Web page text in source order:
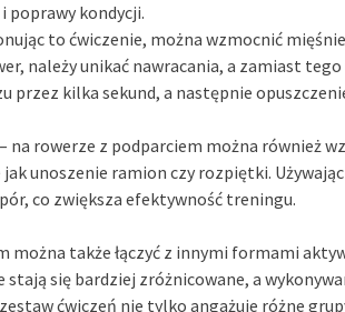
poprawy kondycji.
to ćwiczenie, można wzmocnić
należy unikać nawracania, a zamiast tego
przez kilka sekund, a następnie
– na rowerze z podparciem można również
unoszenie ramion czy rozpiętki.
co zwiększa efektywność treningu.
można także łączyć z innymi formami
stają się bardziej zróżnicowane, a
ćwiczeń nie tylko angażuje różne